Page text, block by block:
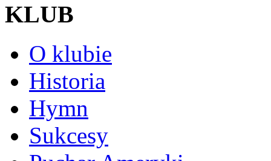
KLUB
O klubie
Historia
Hymn
Sukcesy